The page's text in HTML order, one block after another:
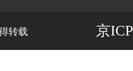
转载 京